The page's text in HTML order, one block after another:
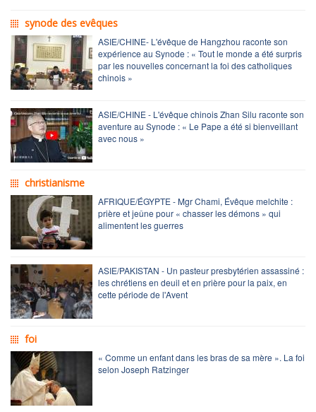
synode des evêques
ASIE/CHINE- L'évêque de Hangzhou raconte son
expérience au Synode : « Tout le monde a été surpris
par les nouvelles concernant la foi des catholiques
chinois »
ASIE/CHINE - L'évêque chinois Zhan Silu raconte son
aventure au Synode : « Le Pape a été si bienveillant
avec nous »
christianisme
AFRIQUE/ÉGYPTE - Mgr Chami, Évêque melchite :
prière et jeûne pour « chasser les démons » qui
alimentent les guerres
ASIE/PAKISTAN - Un pasteur presbytérien assassiné :
les chrétiens en deuil et en prière pour la paix, en
cette période de l'Avent
foi
« Comme un enfant dans les bras de sa mère ». La foi
selon Joseph Ratzinger